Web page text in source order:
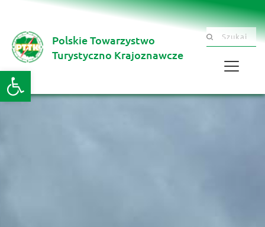
Otwórz pasek narzędzi
Polskie Towarzystwo
Turystyczno Krajoznawcze
Szukaj .......